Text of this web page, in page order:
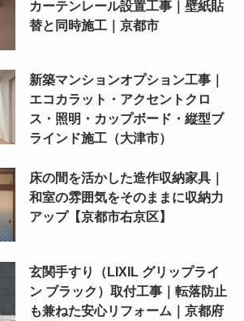
カーテンレール設置工事｜壁紙貼
替と同時施工｜京都市
新築マンションオプション工事｜
エコカラット・アクセントクロ
ス・照明・カップボード・縦型ブ
ラインド施工（大津市）
床の間を活かした造作収納家具｜
和室の雰囲気をそのままに収納力
アップ【京都市右京区】
玄関手すり（LIXIL グリップライ
ン ブラック）取付工事｜転落防止
も兼ねた安心リフォーム｜京都府